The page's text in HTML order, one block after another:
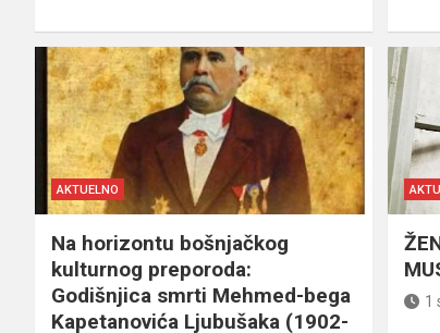
AKTUELNO
Na horizontu bošnjačkog
kulturnog preporoda:
Godišnjica smrti Mehmed-bega
Kapetanovića Ljubušaka (1902-
1